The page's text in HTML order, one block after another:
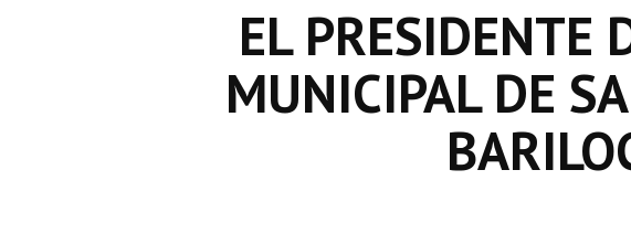
EL PRESIDENTE
MUNICIPAL DE